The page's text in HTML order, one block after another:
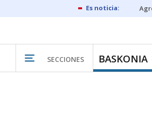
SECCIONES BASKONIA